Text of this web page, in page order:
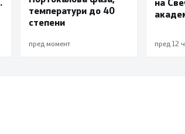
температури до 40
степени
пред момент пред 12 ч.